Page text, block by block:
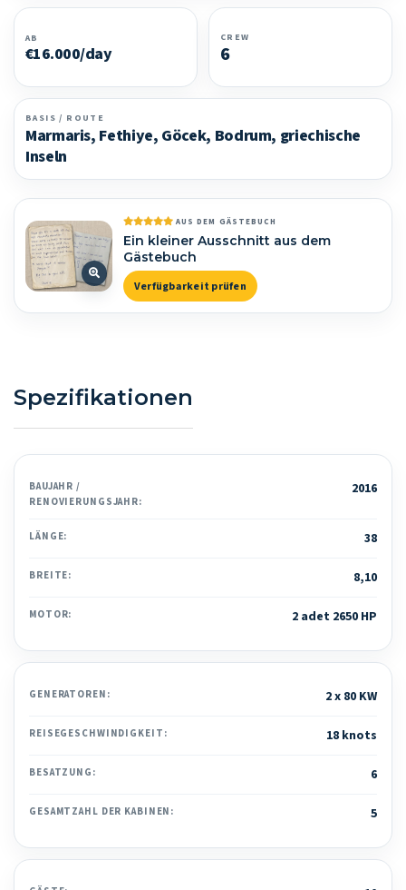
AB
€16.000/day
CREW
6
BASIS / ROUTE
Marmaris, Fethiye, Göcek, Bodrum, griechische
Inseln
AUS DEM GÄSTEBUCH
Ein kleiner Ausschnitt aus dem
Gästebuch
Verfügbarkeit prüfen
Spezifikationen
BAUJAHR /
RENOVIERUNGSJAHR:
2016
LÄNGE: 38
BREITE: 8,10
MOTOR: 2 adet 2650 HP
GENERATOREN: 2 x 80 KW
REISEGESCHWINDIGKEIT: 18 knots
BESATZUNG: 6
GESAMTZAHL DER KABINEN: 5